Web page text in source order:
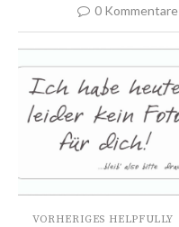
0 Kommentare
VORHERIGES HELPFULLY